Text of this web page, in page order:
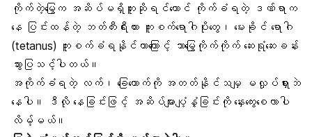
ကိုက်တဲ့မြွေက အဆိပ်မရှိဘူး ဆိုရင်တောင် ကိုက်ခံရတဲ့ ဒဏ်ရာက
နေ ပြင်းထန်တဲ့ ဘတ်တီးရီးယား ကူးစက်ရောဂါပိုးတွေ၊ မေးခိုင် ရောဂါ
(tetanus) ကူးစက်ခံရနိုင်တာကြောင့် ဘာမြွေကိုက်ကိုက် ဆေးရုံဆေးခန်း
သွားပြသင့်ပါတယ်။
အကိုက်ခံရတဲ့ လက်၊ ခြေထောက်ကို အတတ်နိုင်သမျှ မလှုပ်ရှားဘဲ
နေပါ။ ဒီလို နေခြင်းဖြင့် အဆိပ်များပျံ့နှံ့ခြင်းကို နှေးကွေးစေလာပါ
လိမ့်မယ်။